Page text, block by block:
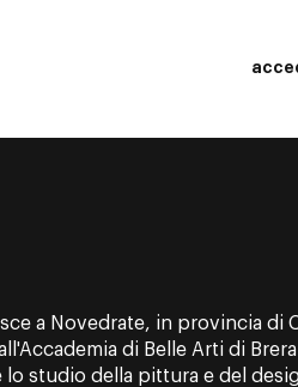
a Novedrate, in provincia di
di Belle Arti di
studio della pittura e del